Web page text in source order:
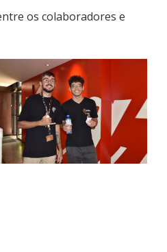
os colaboradores e